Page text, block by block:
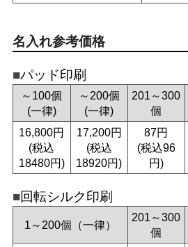
名入れ参考価格
パッド印刷
～100個
(一律)
～200個
(一律)
201～300
個
16,800円
(税込
18480円)
17,200円
(税込
18920円)
87円
(税込96
円)
回転シルク印刷
1～200個（一律）
201～300
個